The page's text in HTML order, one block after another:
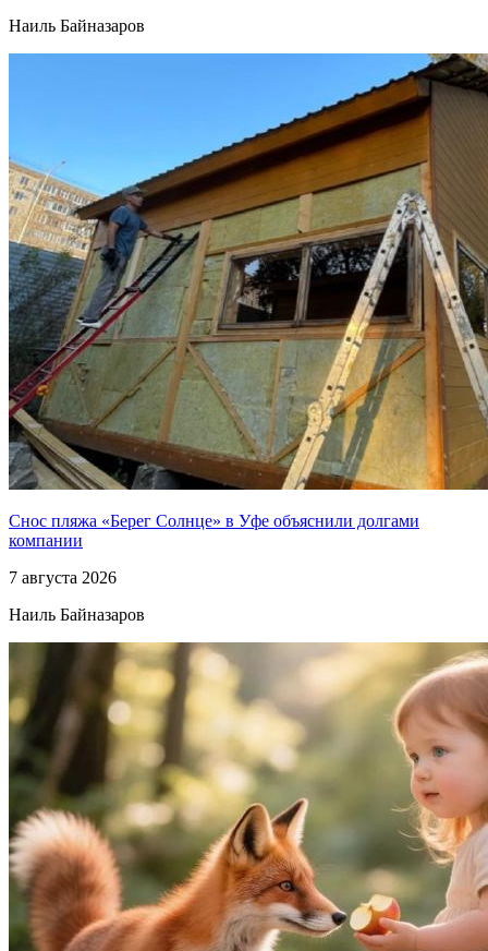
Наиль Байназаров
Снос пляжа «Берег Солнце» в Уфе объяснили долгами
компании
7 августа 2026
Наиль Байназаров